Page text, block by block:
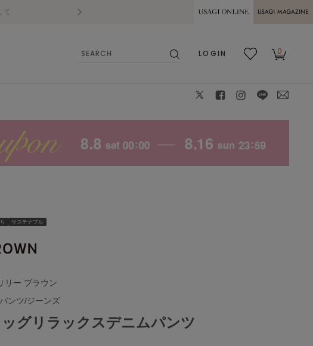
て 熊本県熊本地方を震源とする地震の影響に
MAGAZINE
LOGIN
0
サステナブル
リー ブラウン
ンツ/ジーンズ
グリラックスデニムパンツ